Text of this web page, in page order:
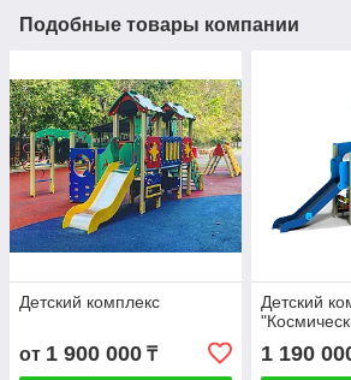
Подобные товары компании
Детский комплекс
от 1 900 000 ₸
Детский
1 190